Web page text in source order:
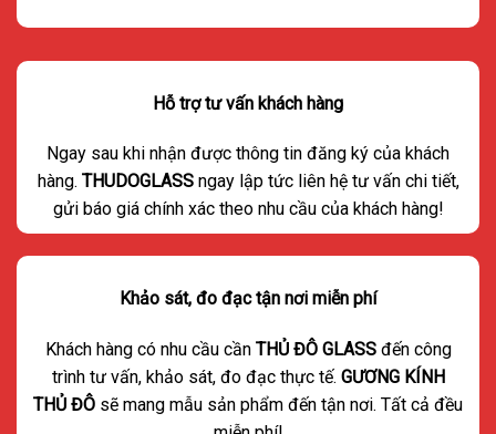
Hỗ trợ tư vấn khách hàng
Ngay sau khi nhận được thông tin đăng ký của khách
hàng. THUDOGLASS ngay lập tức liên hệ tư vấn chi tiết,
gửi báo giá chính xác theo nhu cầu của khách hàng!
Khảo sát, đo đạc tận nơi miễn phí
Khách hàng có nhu cầu cần THỦ ĐÔ GLASS đến công
trình tư vấn, khảo sát, đo đạc thực tế. GƯƠNG KÍNH
THỦ ĐÔ sẽ mang mẫu sản phẩm đến tận nơi. Tất cả đều